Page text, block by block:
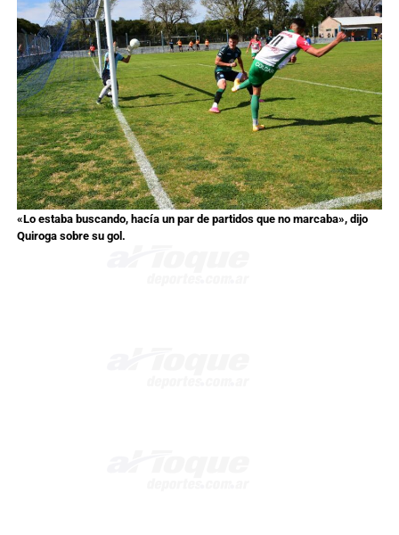
«Lo estaba buscando, hacía un par de partidos que no marcaba», dijo
Quiroga sobre su gol.